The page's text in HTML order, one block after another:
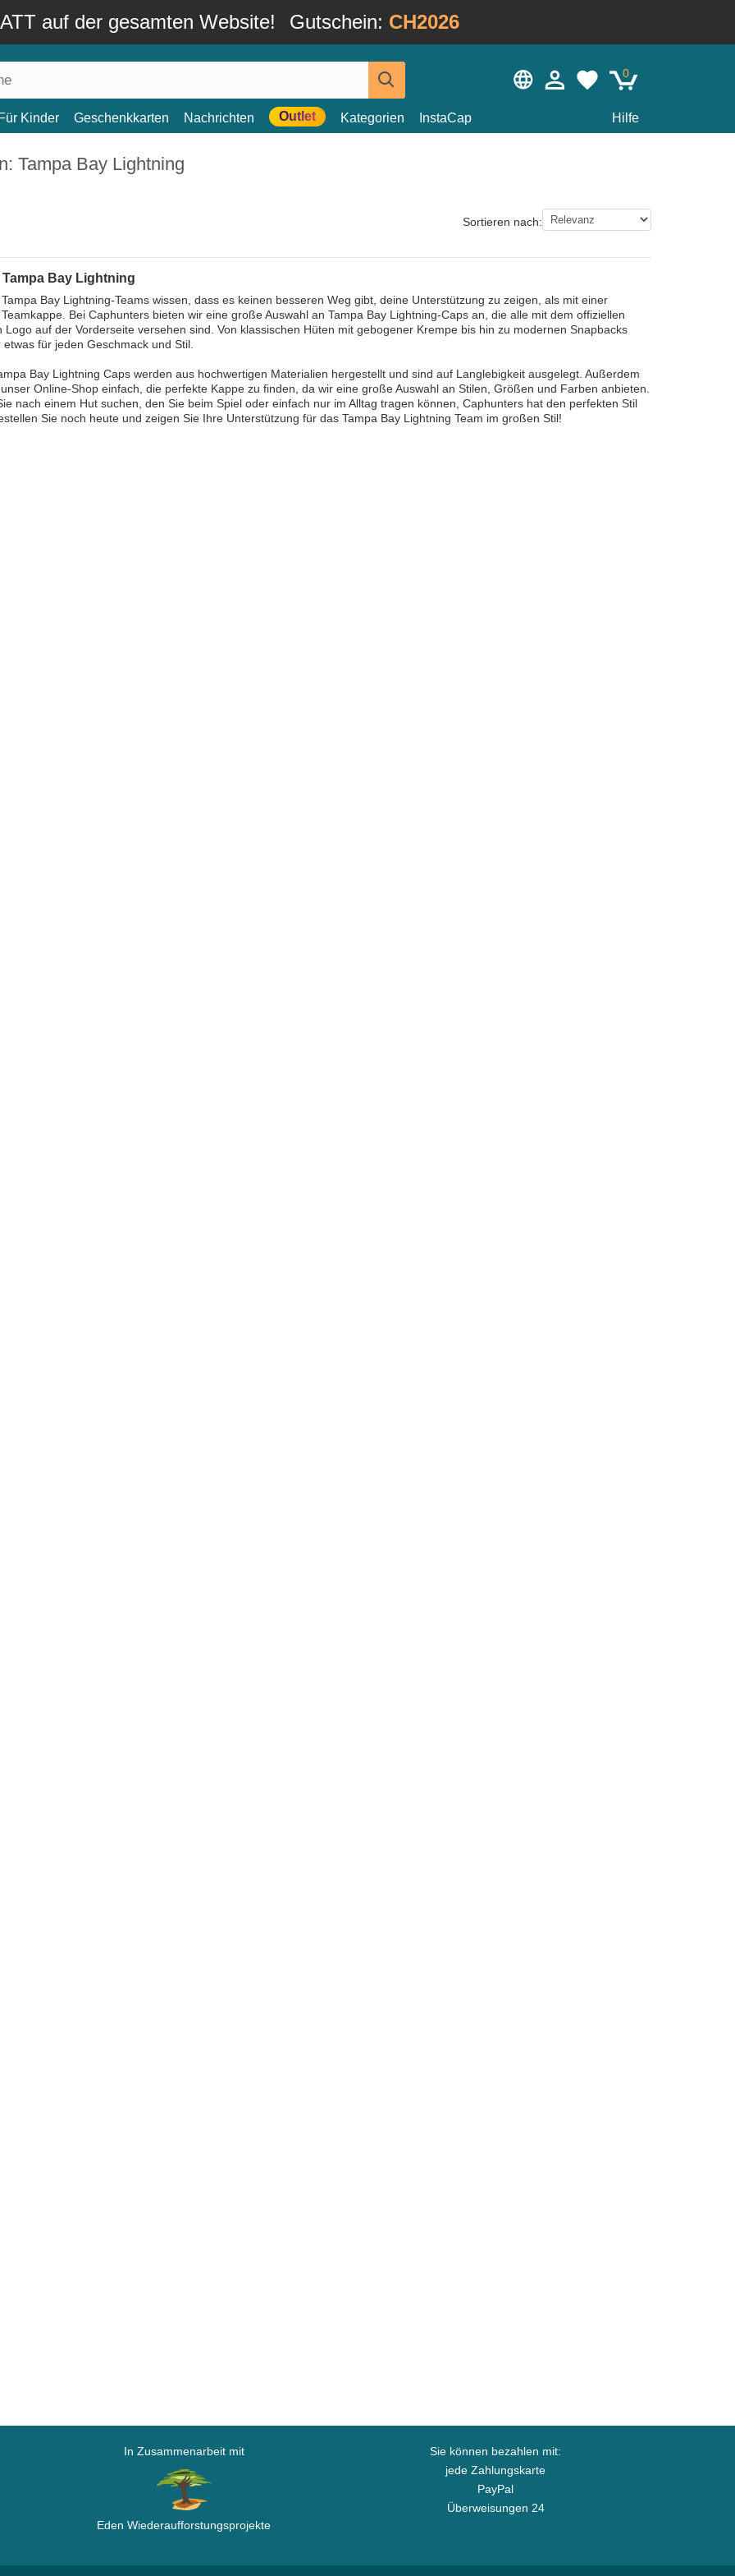
auf der gesamten Website! Gutschein: CH2026
0
Für Kinder Geschenkkarten Nachrichten Outlet Kategorien InstaCap Hilfe
Tampa Bay Lightning
Sortieren nach:
Tampa Bay Lightning
Bay Lightning-Teams wissen, dass es keinen besseren Weg gibt, deine Unterstützung zu zeigen, als mit einer
Bei Caphunters bieten wir eine große Auswahl an Tampa Bay Lightning-Caps an, die alle mit dem offiziellen
Logo auf der Vorderseite versehen sind. Von klassischen Hüten mit gebogener Krempe bis hin zu modernen Snapbacks
etwas für jeden Geschmack und Stil.
Bay Lightning Caps werden aus hochwertigen Materialien hergestellt und sind auf Langlebigkeit ausgelegt. Außerdem
Online-Shop einfach, die perfekte Kappe zu finden, da wir eine große Auswahl an Stilen, Größen und Farben anbieten.
nach einem Hut suchen, den Sie beim Spiel oder einfach nur im Alltag tragen können, Caphunters hat den perfekten Stil
Sie noch heute und zeigen Sie Ihre Unterstützung für das Tampa Bay Lightning Team im großen Stil!
In Zusammenarbeit mit
Eden Wiederaufforstungsprojekte
Sie können bezahlen mit:
jede Zahlungskarte
PayPal
Überweisungen 24